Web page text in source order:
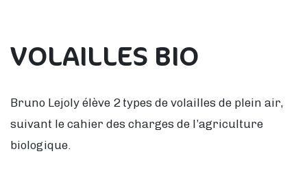
VOLAILLES BIO
Bruno Lejoly élève 2 types de volailles de plein air,
suivant le cahier des charges de l’agriculture
biologique.